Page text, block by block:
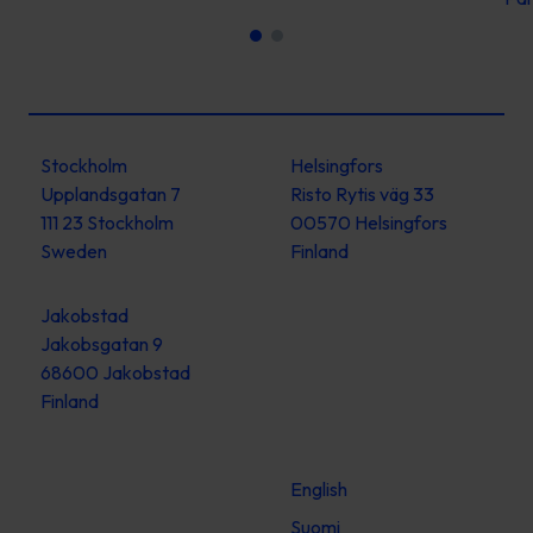
Stockholm
Upplandsgatan 7
111 23 Stockholm
Sweden
Helsingfors
Risto Rytis väg 33
00570 Helsingfors
Finland
Jakobstad
Jakobsgatan 9
68600 Jakobstad
Finland
English
Suomi